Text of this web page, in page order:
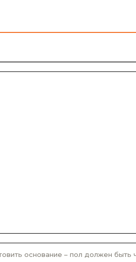
основание – пол должен быть